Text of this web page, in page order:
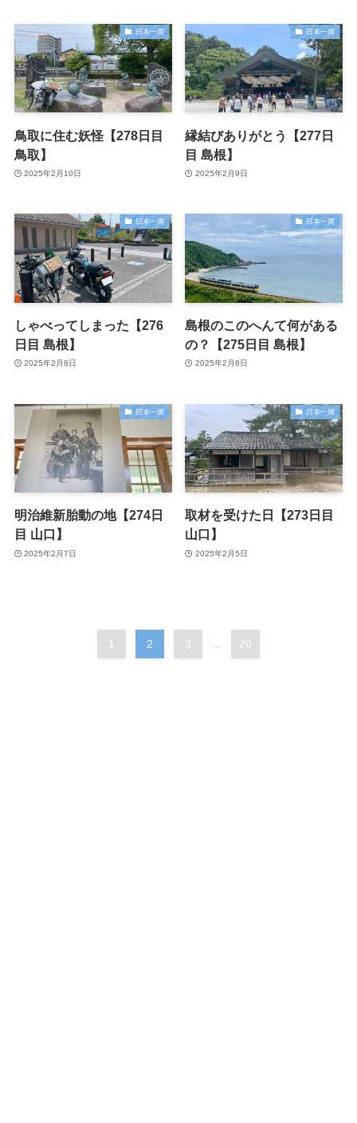
日本一周
鳥取に住む妖怪【278日目
鳥取】
2025年2月10日
日本一周
縁結びありがとう【277日
目 島根】
2025年2月9日
日本一周
しゃべってしまった【276
日目 島根】
2025年2月8日
日本一周
島根のこのへんて何がある
の？【275日目 島根】
2025年2月8日
日本一周
明治維新胎動の地【274日
目 山口】
2025年2月7日
日本一周
取材を受けた日【273日目
山口】
2025年2月5日
1 2 3 20